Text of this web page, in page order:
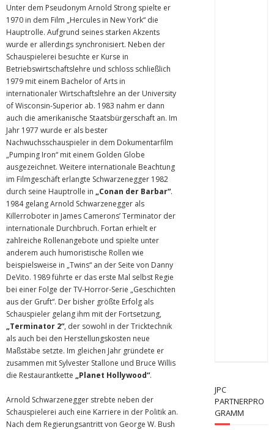
Unter dem Pseudonym Arnold Strong spielte er
1970 in dem Film „Hercules in New York“ die
Hauptrolle. Aufgrund seines starken Akzents
wurde er allerdings synchronisiert. Neben der
Schauspielerei besuchte er Kurse in
Betriebswirtschaftslehre und schloss schließlich
1979 mit einem Bachelor of Arts in
internationaler Wirtschaftslehre an der University
of Wisconsin-Superior ab. 1983 nahm er dann
auch die amerikanische Staatsbürgerschaft an. Im
Jahr 1977 wurde er als bester
Nachwuchsschauspieler in dem Dokumentarfilm
„Pumping Iron“ mit einem Golden Globe
ausgezeichnet. Weitere internationale Beachtung
im Filmgeschäft erlangte Schwarzenegger 1982
durch seine Hauptrolle in „Conan der Barbar“.
1984 gelang Arnold Schwarzenegger als
Killerroboter in James Camerons’ Terminator der
internationale Durchbruch. Fortan erhielt er
zahlreiche Rollenangebote und spielte unter
anderem auch humoristische Rollen wie
beispielsweise in „Twins“ an der Seite von Danny
DeVito. 1989 führte er das erste Mal selbst Regie
bei einer Folge der TV-Horror-Serie „Geschichten
aus der Gruft“. Der bisher größte Erfolg als
Schauspieler gelang ihm mit der Fortsetzung,
„Terminator 2“, der sowohl in der Tricktechnik
als auch bei den Herstellungskosten neue
Maßstäbe setzte. Im gleichen Jahr gründete er
zusammen mit Sylvester Stallone und Bruce Willis
die Restaurantkette „Planet Hollywood“.
Arnold Schwarzenegger strebte neben der
Schauspielerei auch eine Karriere in der Politik an.
Nach dem Regierungsantritt von George W. Bush
JPC
PARTNERPRO
GRAMM